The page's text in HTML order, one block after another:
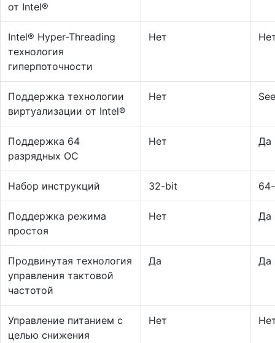
от Intel®
Intel® Hyper-Threading
технология
гиперпоточности
Нет
Поддержка технологии
виртуализации от Intel®
Нет
Поддержка 64
разрядных ОС
Нет Да
Набор инструкций 32-bit
Поддержка режима
простоя
Нет Да
Продвинутая технология
управления тактовой
частотой
Да Да
Управление питанием с
целью снижения
Нет